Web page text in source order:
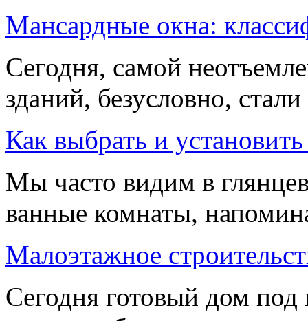
Мансардные окна:
Сегодня, самой
зданий, безусловно,
Как выбрать и
Мы часто видим в
ванные комнаты,
Малоэтажное
Сегодня готовый дом